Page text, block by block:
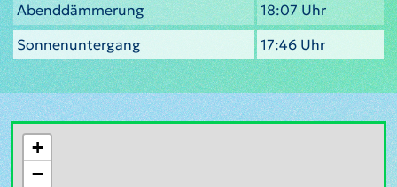
Abenddämmerung
18:07 Uhr
Sonnenuntergang
17:46 Uhr
+
−